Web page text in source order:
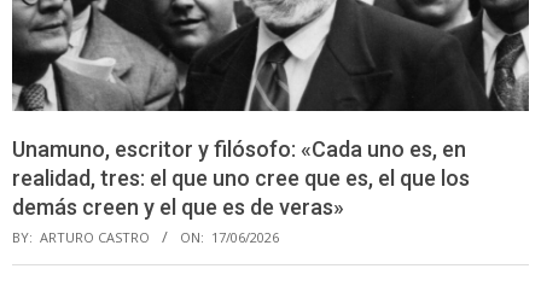
Unamuno, escritor y filósofo: «Cada uno es, en
realidad, tres: el que uno cree que es, el que los
demás creen y el que es de veras»
BY: ARTURO CASTRO ON: 17/06/2026